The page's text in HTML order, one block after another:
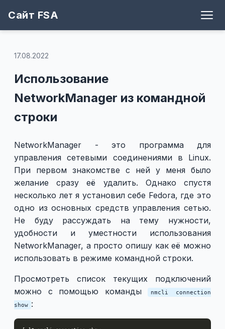
Сайт FSA
17.08.2022
Использование
NetworkManager из командной
строки
NetworkManager - это программа для
управления сетевыми соединениями в Linux.
При первом знакомстве с ней у меня было
желание сразу её удалить. Однако спустя
несколько лет я установил себе Fedora, где это
одно из основных средств управления сетью.
Не буду рассуждать на тему нужности,
удобности и уместности использования
NetworkManager, а просто опишу как её можно
использовать в режиме командной строки.
Просмотреть список текущих подключений
можно с помощью команды nmcli connection
show :